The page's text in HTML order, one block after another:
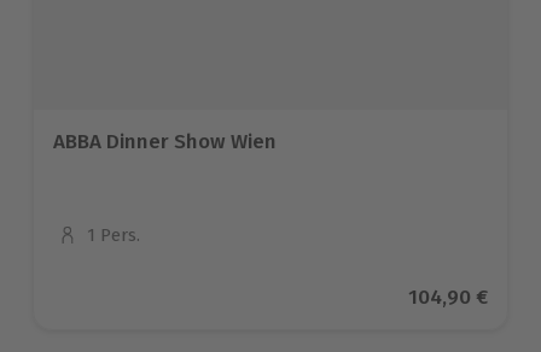
ABBA Dinner Show Wien
Anzahl der Teilnehmer
1 Pers.
Aktueller
104,90 €